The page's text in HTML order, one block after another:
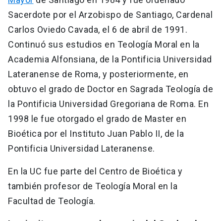
Sacerdote por el Arzobispo de Santiago, Cardenal
Carlos Oviedo Cavada, el 6 de abril de 1991.
Continuó sus estudios en Teología Moral en la
Academia Alfonsiana, de la Pontificia Universidad
Lateranense de Roma, y posteriormente, en
obtuvo el grado de Doctor en Sagrada Teología de
la Pontificia Universidad Gregoriana de Roma. En
1998 le fue otorgado el grado de Master en
Bioética por el Instituto Juan Pablo II, de la
Pontificia Universidad Lateranense.
En la UC fue parte del Centro de Bioética y
también profesor de Teología Moral en la
Facultad de Teología.